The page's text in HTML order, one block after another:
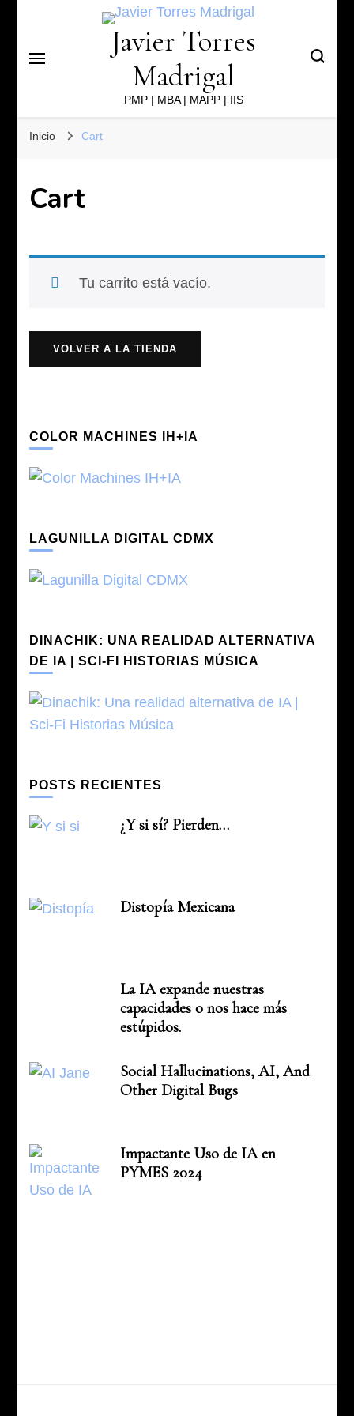
Javier Torres
Madrigal
PMP | MBA | MAPP | IIS
Inicio Cart
Cart
Tu carrito está vacío.
VOLVER A LA TIENDA
COLOR MACHINES IH+IA
LAGUNILLA DIGITAL CDMX
DINACHIK: UNA REALIDAD ALTERNATIVA
DE IA | SCI-FI HISTORIAS MÚSICA
POSTS RECIENTES
¿Y si sí? Pierden…
Distopía Mexicana
La IA expande nuestras
capacidades o nos hace más
estúpidos.
Social Hallucinations, AI, And
Other Digital Bugs
Impactante Uso de IA en
PYMES 2024